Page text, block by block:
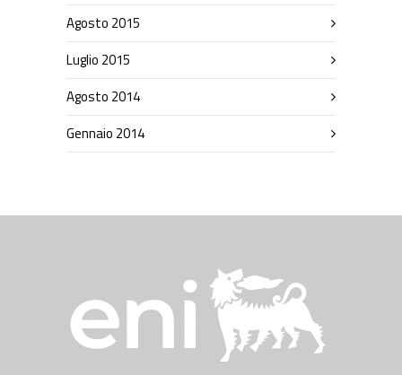
Agosto 2015
Luglio 2015
Agosto 2014
Gennaio 2014